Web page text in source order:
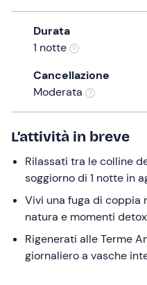
Durata
1 notte
Cancellazione
Moderata
L’attività in breve
Rilassati tra le colline
soggiorno di 1 notte in
Vivi una fuga di coppia
natura e momenti
Rigenerati alle Terme
giornaliero a vasche